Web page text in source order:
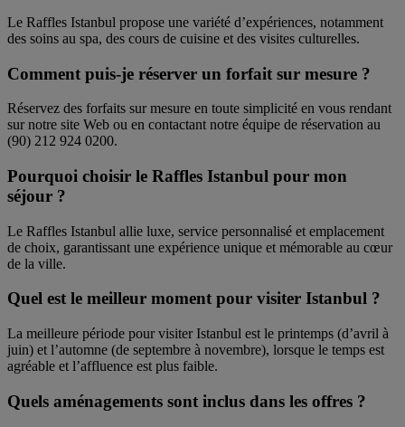
Le Raffles Istanbul propose une variété d’expériences, notamment
des soins au spa, des cours de cuisine et des visites culturelles.
Comment puis-je réserver un forfait sur mesure ?
Réservez des forfaits sur mesure en toute simplicité en vous rendant
sur notre site Web ou en contactant notre équipe de réservation au
(90) 212 924 0200.
Pourquoi choisir le Raffles Istanbul pour mon
séjour ?
Le Raffles Istanbul allie luxe, service personnalisé et emplacement
de choix, garantissant une expérience unique et mémorable au cœur
de la ville.
Quel est le meilleur moment pour visiter Istanbul ?
La meilleure période pour visiter Istanbul est le printemps (d’avril à
juin) et l’automne (de septembre à novembre), lorsque le temps est
agréable et l’affluence est plus faible.
Quels aménagements sont inclus dans les offres ?